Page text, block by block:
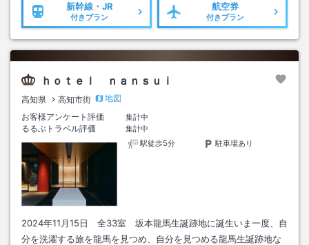
新幹線・JR
付きプラン
航空券
付きプラン
ｈｏｔｅｌ ｎａｎｓｕｉ
高知県 高知市街
地図
お客様アンケート評価
集計中
るるぶトラベル評価
集計中
駅徒歩5分
駐車場あり
2024年11月15日 全33室 坂本龍馬生誕跡地に誕生いま一度、自
分を洗濯する旅を龍馬を見つめ、自分を見つめる龍馬生誕跡地な